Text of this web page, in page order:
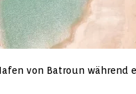
von Batroun während